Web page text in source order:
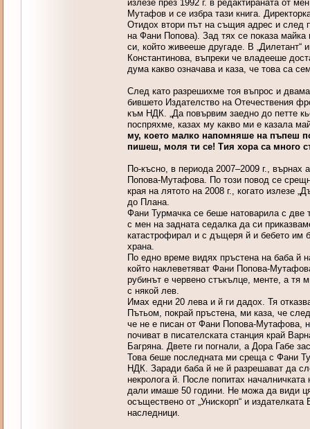
излезе през 1992 г. в редактираната от
Мутафов и се избра тази книга.
Отидох втори път на същия адрес и след
на Фани Попова). Зад тях се показа
си, който живееше другаде. В „Дилетант“
Константинова, въпреки че владееше
дума какво означава и каза, че това са
След като разрешихме тоя въпрос и
бившето Издателство на Отечествения
към НДК. „Да повървим заедно до петте
поспряхме, казах му какво ми е казала
му, което малко напомняше на пъпеш
пишеш, моля ти се! Тия хора са много
По-късно, в периода 2007–2009 г., върнах
Попова-Мутафова. По този повод се
края на лятото на 2008 г., когато излезе
до Плана.
Фани Турмачка се беше натоварила с две
с мен на задната седалка да си
катастрофирал и с дъщеря й и бебето им
храна.
По едно време видях пръстена на баба й
който наклеветяват Фани Попова-
рубинът е червено стъкълце, менте, а тя
с някой лев.
Имах едни 20 лева и й ги дадох. Тя
Пътьом, покрай пръстена, ми каза, че
че не е писан от Фани Попова-Мутафова,
почиват в писателската станция край
Багряна. Двете ги погнали, а Дора Габе
Това беше последната ми среща с Фани
НДК. Заради баба й не й разрешават да
некролога й. После попитах
дали имаше 50 години. Не можа да види
осъществено от „Унискорп“ и
наследници.